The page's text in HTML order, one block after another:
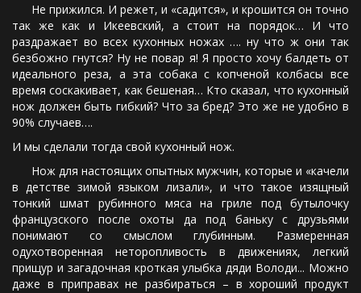
Не прижился. И режет, и «садится», и крошится он точно
так же как и Икеевский, а стоит на порядок… И что
раздражает во всех кухонных ножах …. ну что ж они так
безбожно гнутся? Ну не повар я! Я просто хочу балдеть от
идеального реза, а эта собака с копченой колбасы все
время соскакивает, как бешеная… Кто сказал, что кухонный
нож должен быть гибкий? Что за бред? Это же не удобно в
90% случаев….
И мы сделали тогда свой кухонный нож.
Нож для настоящих опытных мужчин, которые и «качели
в детстве зимой языком лизали», и что такое изящный
тонкий шмат рубинного мяса на гриле под бутылочку
французского после охоты да под баньку с друзьями
понимают со смыслом глубинным. Размеренная
одухотворенная неторопливость в движениях, легкий
прищур и загадочная кроткая улыбка дяди Володи... Можно
даже в приправах не разбираться – в хороший продукт